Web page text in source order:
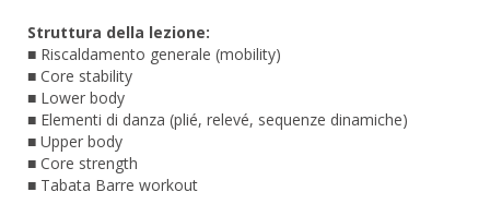
Struttura della lezione:
■ Riscaldamento generale (mobility)
■ Core stability
■ Lower body
■ Elementi di danza (plié, relevé, sequenze dinamiche)
■ Upper body
■ Core strength
■ Tabata Barre workout